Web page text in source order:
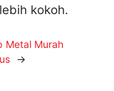
kokoh.
Metal Murah
→